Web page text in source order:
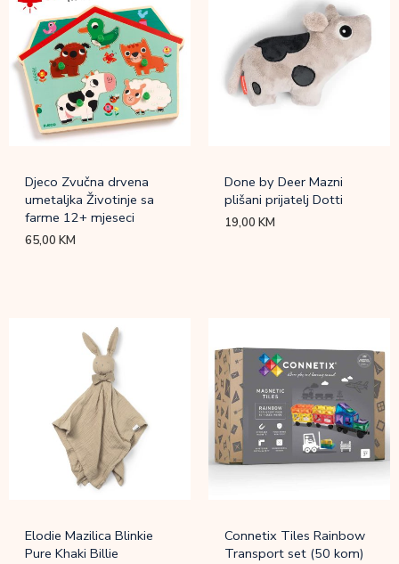
Djeco Zvučna drvena
umetaljka Životinje sa
farme 12+ mjeseci
65,00KM
Done by Deer Mazni
plišani prijatelj Dotti
19,00KM
Elodie Mazilica Blinkie
Pure Khaki Billie
Connetix Tiles Rainbow
Transport set (50 kom)